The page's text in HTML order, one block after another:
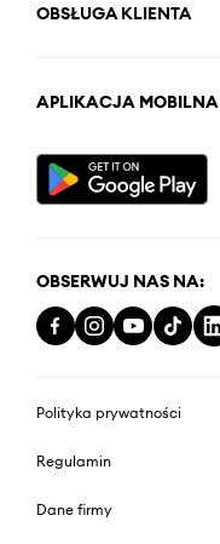
OBSŁUGA KLIENTA
APLIKACJA MOBILNA
OBSERWUJ NAS NA:
Polityka prywatności
Regulamin
Dane firmy